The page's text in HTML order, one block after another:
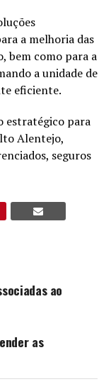
a melhoria das
bem como para a
a unidade de
eficiente.
estratégico para
Alentejo,
seguros
ao
as